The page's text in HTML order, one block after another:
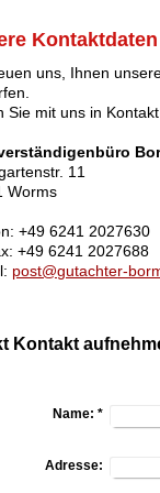
Kontaktdaten
uns, Ihnen
Sie mit uns in
11
Worms
+49 6241 2027630
+49 6241 2027688
post@gutachter-
Kontakt
Name: *
Adresse: